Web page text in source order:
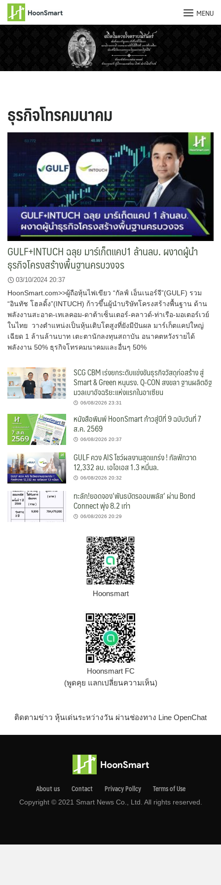
MENU
ธุรกิจโทรคมนาคม
GULF+INTUCH ฉลุย มาร์เก็ตแคป1 ล้านลบ. ผงาดผู้นำ
ธุรกิจโครงสร้างพื้นฐานครบวงจร
03/10/2024 20:37
HoonSmart.com>>ผู้ถือหุ้นไฟเขียว “กัลฟ์ เอ็นเนอร์จี”(GULF) รวม
“อินทัช โฮลดิ้ง”(INTUCH) ก้าวขึ้นผู้นำบริษัทโครงสร้างพื้นฐาน ด้าน
พลังงานสะอาด-เทเลคอม-ดาต้าเซ็นเตอร์-คลาวด์-ท่าเรือ-มอเตอร์เวย์
ในไทย วางตำแหน่งเป็นหุ้นเติบโตสูงที่ยังมีปันผล มาร์เก็ตแคปใหญ่
เฉียด 1 ล้านล้านบาท เตะตานักลงทุนสถาบัน อนาคตหวังรายได้
พลังงาน 50% ธุรกิจโทรคมนาคมและอื่นๆ 50%
SCG CBM เร่งยกระดับแข่งขันธุรกิจวัสดุก่อสร้าง สู่
Smart & Green หนุนรง. Q-CON สงขลา ฐานผลิตอิฐ
มวลเบาอัจฉริยะแห่งแรกในอาเซียน
06/08/2026 23:31
หนังสือพิมพ์ HoonSmart ก้าวสู่ปีที่ 9 ฉบับวันที่ 7
ส.ค. 2569
06/08/2026 20:37
GULF ควง AIS โชว์ผลงานสุดแกร่ง ! กัลฟ์กวาด
12,332 ลบ. เอไอเอส 1.3 หมื่นล.
06/08/2026 20:32
ทะลัก!ยอดจอง’พันธบัตรออมพลัส’ ผ่าน Bond
Connect พุ่ง 8.2 เท่า
06/08/2026 20:29
Hoonsmart
Hoonsmart FC
(พูดคุย แลกเปลี่ยนความเห็น)
ติดตามข่าว หุ้นเด่นระหว่างวัน ผ่านช่องทาง Line OpenChat
About us Contact Privacy Pollcy Terms of Use
Copyright © 2021 Smart News Co., Ltd. All rights reserved.